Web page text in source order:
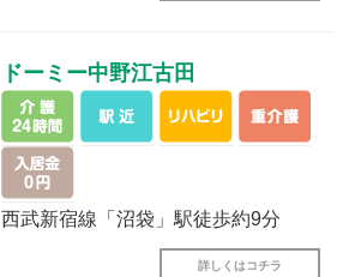
ドーミー中野江古田
西武新宿線「沼袋」駅徒歩約9分
詳しくはコチラ